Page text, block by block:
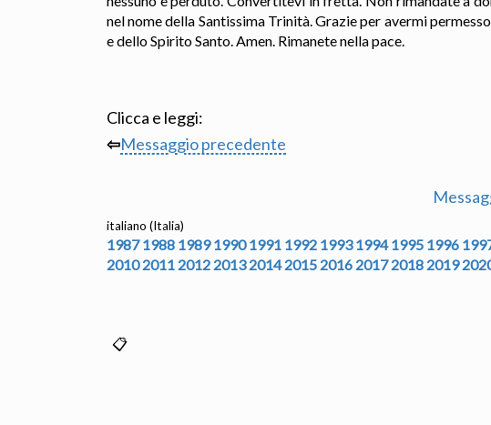
nel nome della Santissima Trinità. Grazie per avermi
e dello Spirito Santo. Amen. Rimanete nella pace.
Clicca e leggi:
⇦Messaggio precedente
italiano (Italia)
1987 1988 1989 1990 1991 1992 1993 1994 1995 1996
2010 2011 2012 2013 2014 2015 2016 2017 2018 2019